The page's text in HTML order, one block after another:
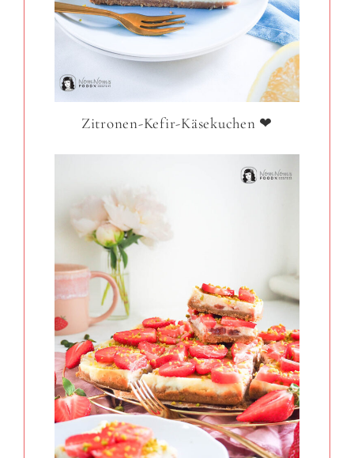
Zitronen-Kefir-Käsekuchen ❤